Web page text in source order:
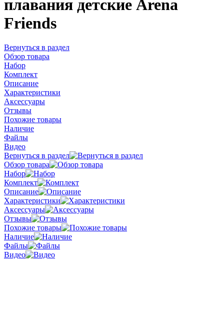
плавания детские Arena
Friends
Вернуться в раздел
Обзор товара
Набор
Комплект
Описание
Характеристики
Аксессуары
Отзывы
Похожие товары
Наличие
Файлы
Видео
Вернуться в раздел
Обзор товара
Набор
Комплект
Описание
Характеристики
Аксессуары
Отзывы
Похожие товары
Наличие
Файлы
Видео